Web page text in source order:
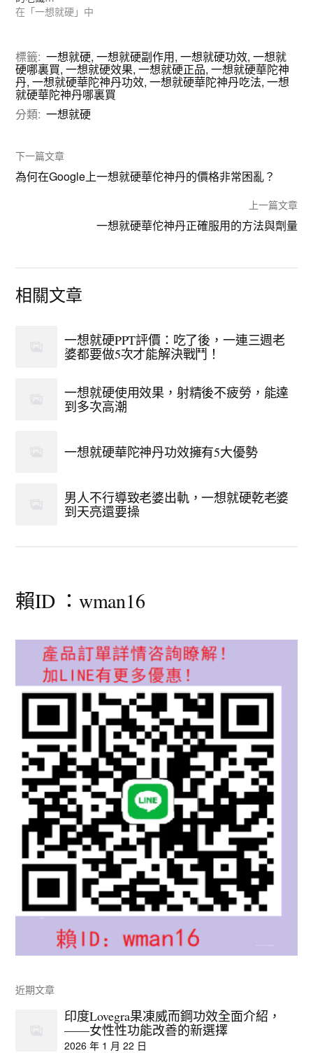
在「一想就硬」中
標籤: 一想就硬,一想就硬副作用,一想就硬功效,一想就
硬哪裏買,一想就硬效果,一想就硬正品,一想就硬華陀神
丹,一想就硬華陀神丹功效,一想就硬華陀神丹吃法,一想
就硬華陀神丹哪裏買
分類: 一想就硬
下一篇文章
為何在Google上一想就硬華佗神丹的價格非常困亂？
上一篇文章
一想就硬華佗神丹正確服用的方法與劑量
相關文章
一想就硬PPT評價：吃了後，一連三週老
婆都要做5次才能解決戰鬥！
一想就硬使用效果，射精後不疲勞，能達
到多次高潮
一想就硬華陀神丹功效擁有5大優勢
男人不行導致老婆出軌，一想就硬乾老婆
到天亮還要操
賴ID ：wman16
近期文章
印度Lovegra果凍威而鋼功效全面介紹，
——女性性功能改善的新選擇
2026 年 1 月 22 日